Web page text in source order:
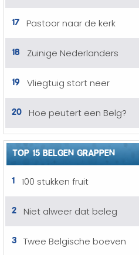
17 Pastoor naar de kerk
18 Zuinige Nederlanders
19 Vliegtuig stort neer
20 Hoe peutert een Belg?
TOP 15 BELGEN GRAPPEN
1 100 stukken fruit
2 Niet alweer dat beleg
3 Twee Belgische boeven